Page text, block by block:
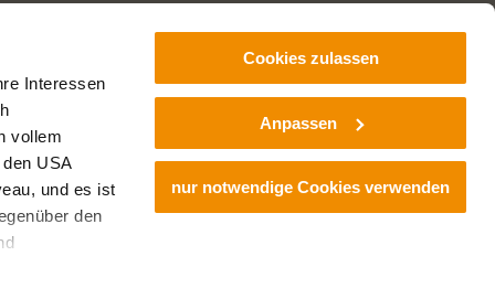
Interessen
vollem
USA
und es ist
den
Cookies zulassen
Anpassen
nur notwendige Cookies verwenden
Impressum Datenschutz Haftungsausschluss Über uns